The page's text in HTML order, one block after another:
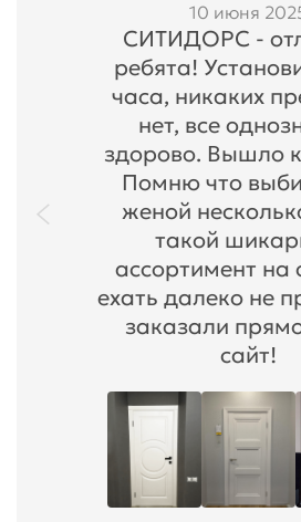
10 июня
СИТИДОРС -
ребята!
часа, никаких
нет, все
здорово. Вышло
Помню что
женой
такой
ассортимент на
ехать далеко не
заказали
сайт!